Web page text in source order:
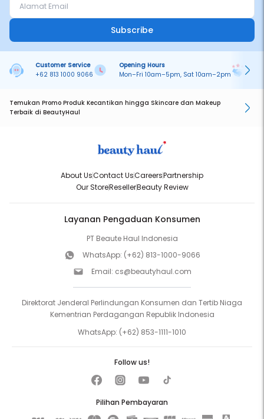
Subscribe
Customer Service
+62 813 1000 9066
Opening Hours
Mon–Fri 10am–5pm, Sat 10am–2pm
Temukan Promo Produk Kecantikan hingga Skincare dan Makeup
Terbaik di BeautyHaul
About UsContact UsCareersPartnership
Our StoreResellerBeauty Review
Layanan Pengaduan Konsumen
PT Beaute Haul Indonesia
WhatsApp: (+62) 813-1000-9066
Email: cs@beautyhaul.com
Direktorat Jenderal Perlindungan Konsumen dan Tertib Niaga
Kementrian Perdagangan Republik Indonesia
WhatsApp: (+62) 853-1111-1010
Pilihan Pembayaran
Follow us!